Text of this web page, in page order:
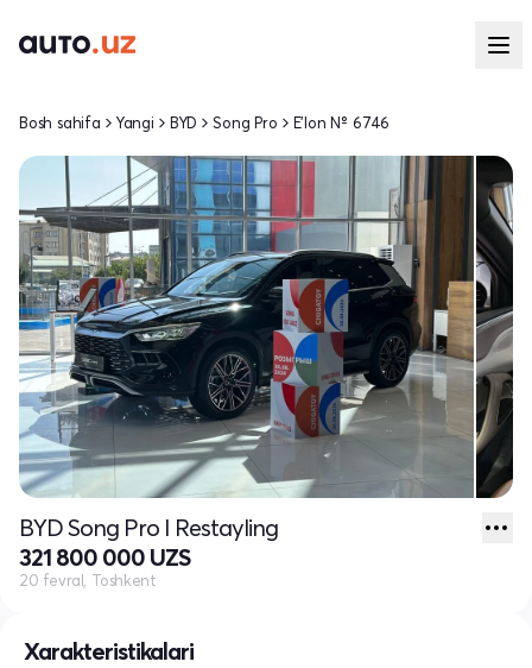
Xarakteristikalari
Bosh sahifa Yangi BYD Song Pro E'lon № 6746
BYD Song Pro I Restayling
321 800 000 UZS
20 fevral, Toshkent